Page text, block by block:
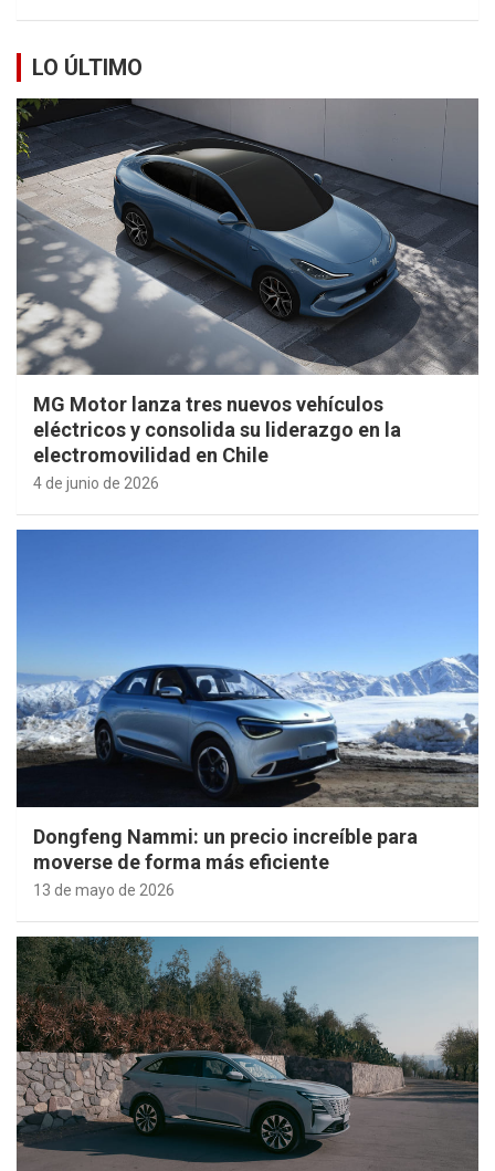
LO ÚLTIMO
MG Motor lanza tres nuevos vehículos
eléctricos y consolida su liderazgo en la
electromovilidad en Chile
4 de junio de 2026
Dongfeng Nammi: un precio increíble para
moverse de forma más eficiente
13 de mayo de 2026